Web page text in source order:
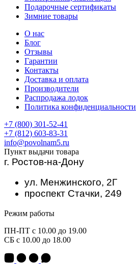
Подарочные сертификаты
Зимние товары
О нас
Блог
Отзывы
Гарантии
Контакты
Доставка и оплата
Производители
Распродажа лодок
Политика конфиденциальности
+7 (800) 301-52-41
+7 (812) 603-83-31
info@povolnam5.ru
Пункт выдачи товара
г. Ростов-на-Дону
ул. Менжинского, 2Г
проспект Стачки, 249
Режим работы
ПН-ПТ с 10.00 до 19.00
СБ с 10.00 до 18.00